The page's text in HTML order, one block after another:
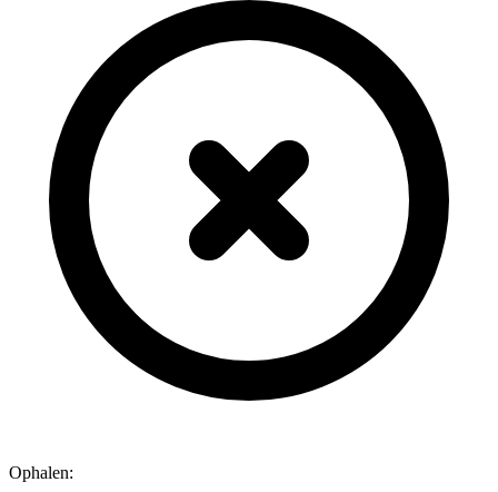
Ophalen: